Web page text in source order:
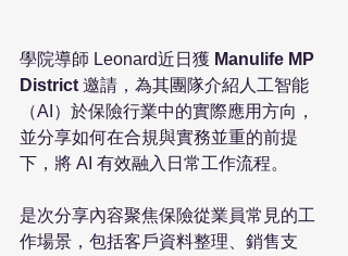
學院導師 Leonard近日獲 Manulife MP
District 邀請，為其團隊介紹人工智能
（AI）於保險行業中的實際應用方向，
並分享如何在合規與實務並重的前提
下，將 AI 有效融入日常工作流程。
是次分享內容聚焦保險從業員常見的工
作場景，包括客戶資料整理、銷售支